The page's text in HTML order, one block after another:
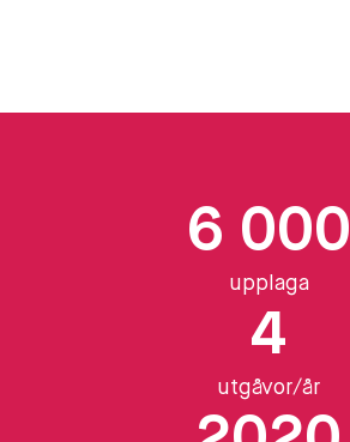
6 000
upplaga
4
utgåvor/år